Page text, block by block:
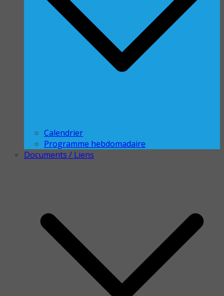
Calendrier
Programme hebdomadaire
Documents / Liens